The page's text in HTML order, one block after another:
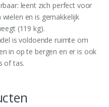
leent zich perfect voor
en is gemakkelijk
(119 kg).
is voldoende ruimte om
in op te bergen en er is ook
of tas.